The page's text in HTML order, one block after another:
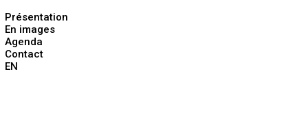
Présentation
En images
Agenda
Contact
EN